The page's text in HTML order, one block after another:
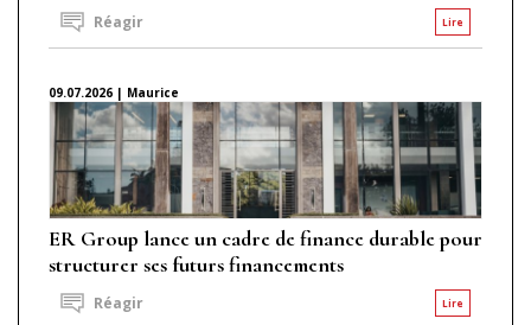
Lire
Réagir
09.07.2026 | Maurice
ER Group lance un cadre de finance durable pour
structurer ses futurs financements
Lire
Réagir